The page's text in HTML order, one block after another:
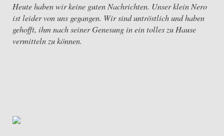
Heute haben wir keine guten Nachrichten. Unser klein Nero
ist leider von uns gegangen. Wir sind untröstlich und haben
gehofft, ihm nach seiner Genesung in ein tolles zu Hause
vermitteln zu können.